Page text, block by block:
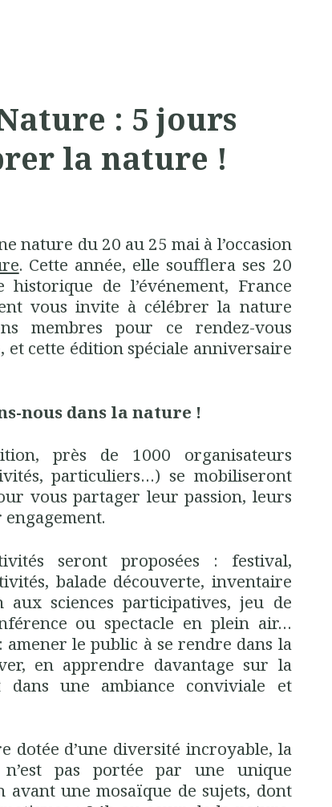
: 5 jours
la nature !
nature du 20 au 25 mai à l’occasion
. Cette année, elle soufflera ses 20
de l’événement, France
vous invite à célébrer la nature
membres pour ce rendez-vous
et cette édition spéciale anniversaire
nous dans la nature !
près de 1000 organisateurs
particuliers…) se mobiliseront
vous partager leur passion, leurs
seront proposées : festival,
balade découverte, inventaire
aux sciences participatives, jeu de
ou spectacle en plein air…
le public à se rendre dans la
en apprendre davantage sur la
une ambiance conviviale et
dotée d’une diversité incroyable, la
pas portée par une unique
avant une mosaïque de sujets, dont